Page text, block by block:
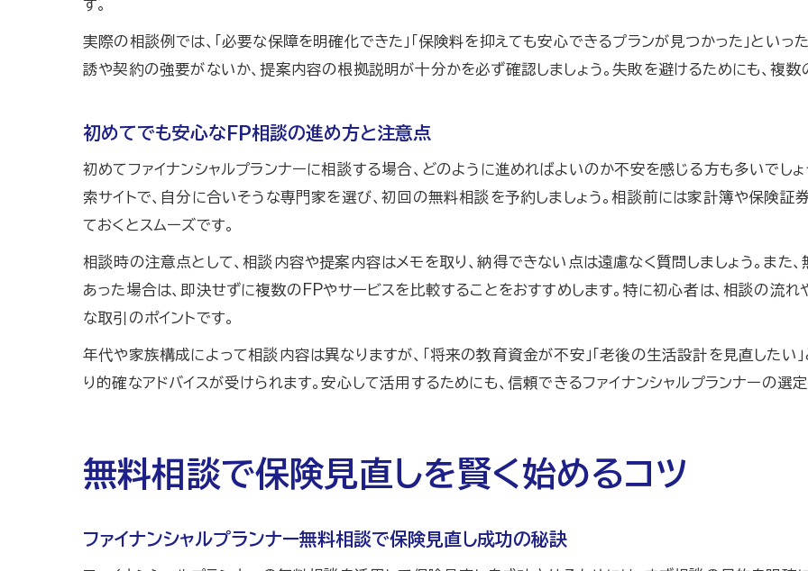
す。
実際の相談例では、「必要な保障を明確化できた」「保険料を抑えても安心できるプランが見つかった」とい
誘や契約の強要がないか、提案内容の根拠説明が十分かを必ず確認しましょう。失敗を避けるためにも、複
初めてでも安心なFP相談の進め方と注意点
初めてファイナンシャルプランナーに相談する場合、どのように進めればよいのか不安を感じる方も多いでしょ
索サイトで、自分に合いそうな専門家を選び、初回の無料相談を予約しましょう。相談前には家計簿や保険証
ておくとスムーズです。
相談時の注意点として、相談内容や提案内容はメモを取り、納得できない点は遠慮なく質問しましょう。ま
あった場合は、即決せずに複数のFPやサービスを比較することをおすすめします。特に初心者は、相談の流
な取引のポイントです。
年代や家族構成によって相談内容は異なりますが、「将来の教育資金が不安」「老後の生活設計を見直したい
り的確なアドバイスが受けられます。安心して活用するためにも、信頼できるファイナンシャルプランナーの選
無料相談で保険見直しを賢く始めるコツ
ファイナンシャルプランナー無料相談で保険見直し成功の秘訣